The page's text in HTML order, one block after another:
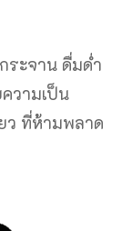
ระจาน ดื่มด่ำ
วามเป็น
ว ที่ห้ามพลาด